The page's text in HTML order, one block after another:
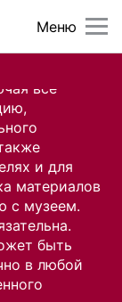
все
и для
материалов
с музеем.
быть
в любой
Меню